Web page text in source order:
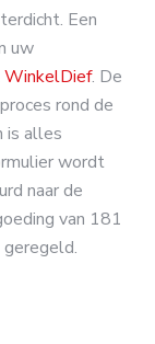
Een
uw
WinkelDief. De
rond de
is alles
wordt
naar de
van 181